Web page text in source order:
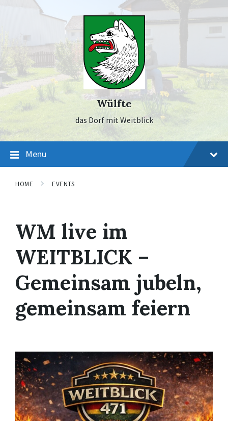
Wülfte
das Dorf mit Weitblick
Menu
HOME EVENTS
WM live im
WEITBLICK –
Gemeinsam jubeln,
gemeinsam feiern